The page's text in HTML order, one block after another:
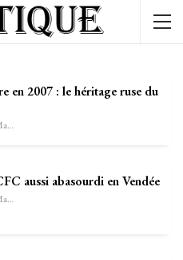
en 2007 : le héritage ruse du
Sébastien-Étienne Marechal
aussi abasourdi en Vendée
Sébastien-Étienne Marechal